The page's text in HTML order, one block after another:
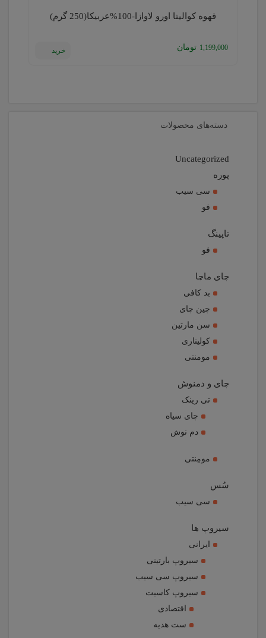
قهوه کوالیتا اورو لاوازا-100%عربیکا(250 گرم)
1,199,000 تومان خرید
دسته‌های محصولات
Uncategorized
پوره
سی سیب
فو
تاپینگ
فو
چای ماچا
بد کافی
چین چای
سن مارتین
کولیناری
مومنتی
چای و دمنوش
تی رینک
چای سیاه
دم نوش
مومِنتی
سُس
سی سیب
سیروپ ها
ایرانی
سیروپ بارتینی
سیروپ سی سیب
سیروپ کاسیت
اقتصادی
ست هدیه